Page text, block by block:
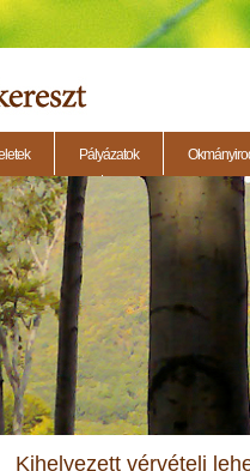
Pályázatok
- Testületi ülés 2014.11.13. - Testületi
Kihelyezett vérvételi